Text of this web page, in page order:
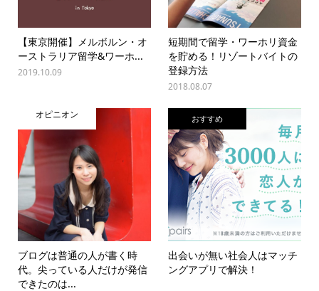
【東京開催】メルボルン・オ
ーストラリア留学&ワーホ...
2019.10.09
短期間で留学・ワーホリ資金
を貯める！リゾートバイトの
登録方法
2018.08.07
オピニオン
ブログは普通の人が書く時
代。尖っている人だけが発信
できたのは...
おすすめ
出会いが無い社会人はマッチ
ングアプリで解決！